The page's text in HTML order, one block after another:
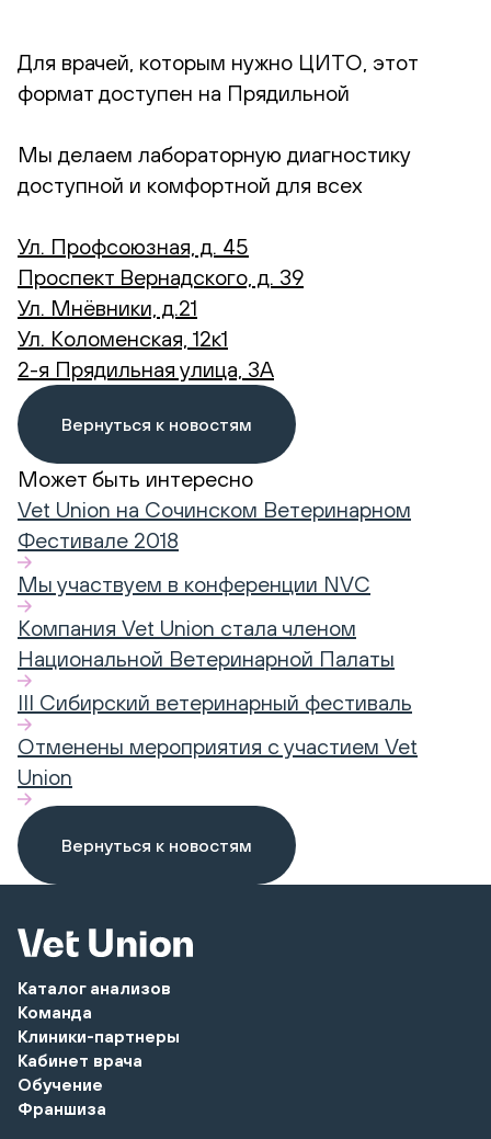
Для врачей, которым нужно ЦИТО, этот
формат доступен на Прядильной
Мы делаем лабораторную диагностику
доступной и комфортной для всех
Ул. Профсоюзная, д. 45
Проспект Вернадского, д. 39
Ул. Мнёвники, д.21
Ул. Коломенская, 12к1
2-я Прядильная улица, 3А
Вернуться к новостям
Может быть интересно
Vet Union на Сочинском Ветеринарном
Фестивале 2018
Мы участвуем в конференции NVC
Компания Vet Union стала членом
Национальной Ветеринарной Палаты
III Сибирский ветеринарный фестиваль
Отменены мероприятия с участием Vet
Union
Вернуться к новостям
Каталог анализов
Команда
Клиники-партнеры
Кабинет врача
Обучение
Франшиза